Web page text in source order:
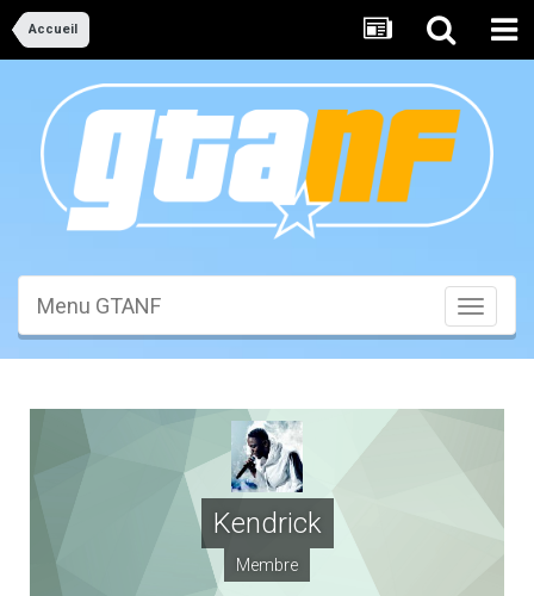
Accueil
Toggle
Menu GTANF
Kendrick
Membre